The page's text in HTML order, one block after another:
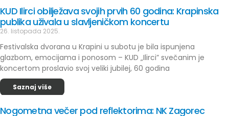
KUD Ilirci obilježava svojih prvih 60 godina: Krapinska
publika uživala u slavljeničkom koncertu
26. listopada 2025.
Festivalska dvorana u Krapini u subotu je bila ispunjena
glazbom, emocijama i ponosom – KUD „Ilirci” svečanim je
koncertom proslavio svoj veliki jubilej, 60 godina
Saznaj više
Nogometna večer pod reflektorima: NK Zagorec